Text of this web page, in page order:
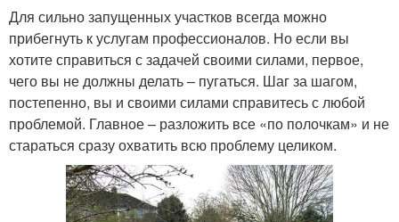
Для сильно запущенных участков всегда можно
прибегнуть к услугам профессионалов. Но если вы
хотите справиться с задачей своими силами, первое,
чего вы не должны делать – пугаться. Шаг за шагом,
постепенно, вы и своими силами справитесь с любой
проблемой. Главное – разложить все «по полочкам» и не
стараться сразу охватить всю проблему целиком.